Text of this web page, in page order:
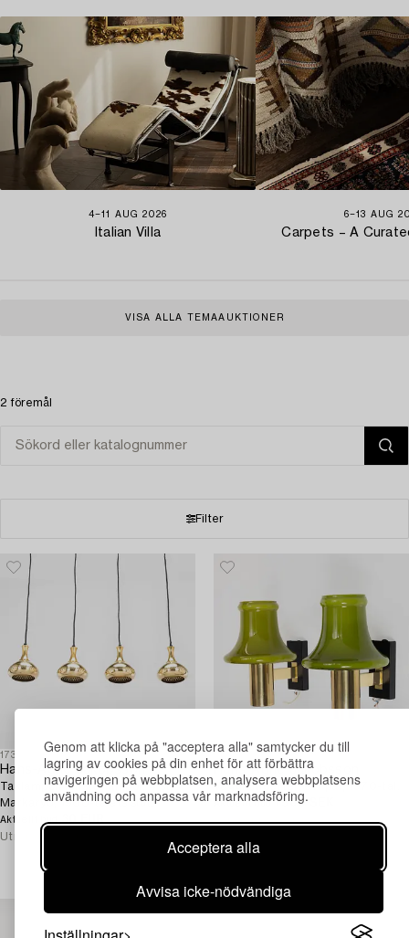
Genom att klicka på "acceptera alla" samtycker du till
lagring av cookies på din enhet för att förbättra
navigeringen på webbplatsen, analysera webbplatsens
användning och anpassa vår marknadsföring.
Acceptera alla
Avvisa icke-nödvändiga
4−11 AUG 2026
Italian Villa
6−13 AUG
Carpets – A
VISA ALLA TEMAAUKTIONER
2 föremål
Filter
1730333
Hans-Agne Jakobsson
Taklampor/fönsterlampor, 4 st,
Markaryd, 1900-talets slut.
Aktuellt bud
Utropspris
Hans-Agne Jakobsson
Vägglampetter, ett par, 1970-tal.
Aktuellt bud1 500 SEK
Utropspris 2 500 SEK